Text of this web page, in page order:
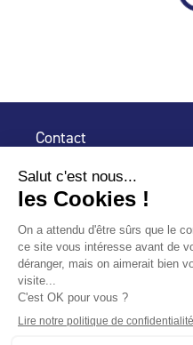
Contact
32 rue de Mogador
75 009 Paris
Nous suivre